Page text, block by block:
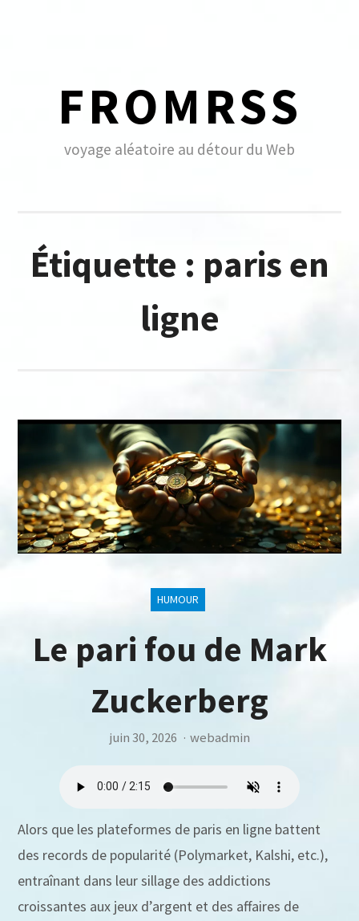
FROMRSS
voyage aléatoire au détour du Web
Étiquette : paris en
ligne
HUMOUR
Le pari fou de Mark
Zuckerberg
juin 30, 2026 · webadmin
Alors que les plateformes de paris en ligne battent
des records de popularité (Polymarket, Kalshi, etc.),
entraînant dans leur sillage des addictions
croissantes aux jeux d’argent et des affaires de